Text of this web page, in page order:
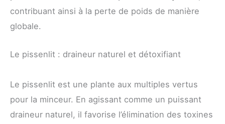
contribuant ainsi à la perte de poids de manière
globale.
Le pissenlit : draineur naturel et détoxifiant
Le pissenlit est une plante aux multiples vertus
pour la minceur. En agissant comme un puissant
draineur naturel, il favorise l’élimination des toxines